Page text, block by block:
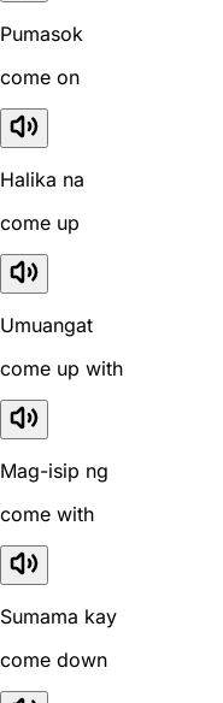
Pumasok
come on
Halika na
come up
Umuangat
come up with
Mag-isip ng
come with
Sumama kay
come down